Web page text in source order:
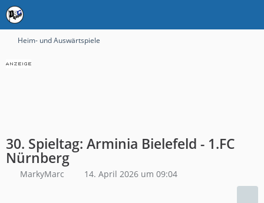
Heim- und Auswärtspiele
30. Spieltag: Arminia Bielefeld - 1.FC
Nürnberg
MarkyMarc 14. April 2026 um 09:04